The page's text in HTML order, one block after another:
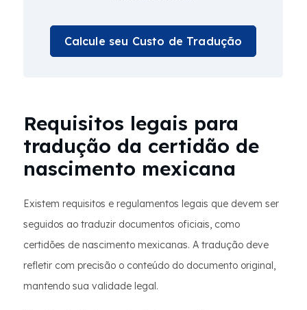
Calcule seu Custo de Tradução
Requisitos legais para
tradução da certidão de
nascimento mexicana
Existem requisitos e regulamentos legais que devem ser
seguidos ao traduzir documentos oficiais, como
certidões de nascimento mexicanas. A tradução deve
refletir com precisão o conteúdo do documento original,
mantendo sua validade legal.